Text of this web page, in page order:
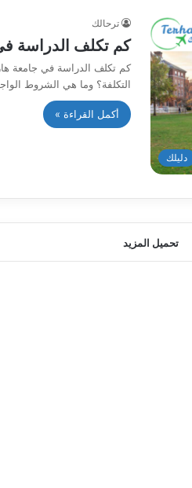
دليلك
ترحالك
كم تكلف الدراسة
كم تكلف الدراسة في جامعة
التكلفة؟ وما هي الشروط
أكمل القراءة »
تحميل المزيد